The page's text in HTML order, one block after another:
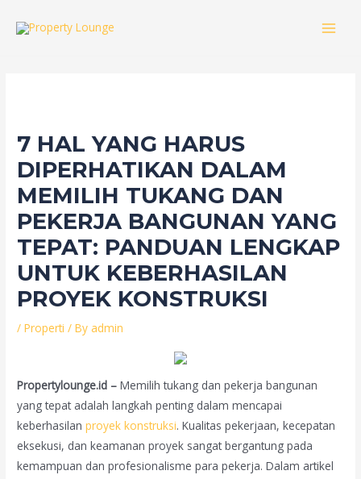
7 HAL YANG HARUS
DIPERHATIKAN DALAM
MEMILIH TUKANG DAN
PEKERJA BANGUNAN YANG
TEPAT: PANDUAN LENGKAP
UNTUK KEBERHASILAN
PROYEK KONSTRUKSI
/Properti / By admin
Propertylounge.id –Memilih tukang dan pekerja bangunan
yang tepat adalah langkah penting dalam mencapai
keberhasilanproyek konstruksi. Kualitas pekerjaan, kecepatan
eksekusi, dan keamanan proyek sangat bergantung pada
kemampuan dan profesionalisme para pekerja. Dalam artikel